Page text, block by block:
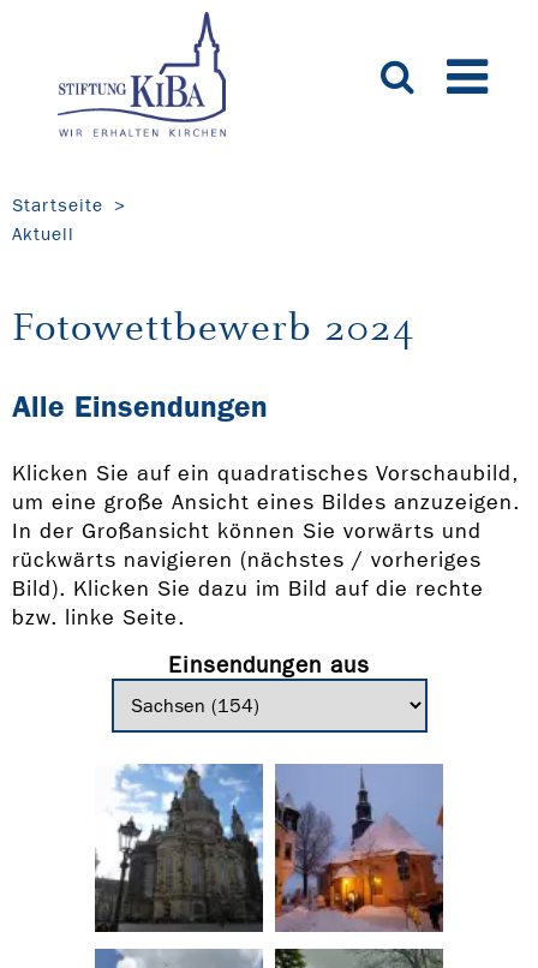
Startseite
Aktuell
Fotowettbewerb 2024
Alle Einsendungen
Klicken Sie auf ein quadratisches Vorschaubild,
um eine große Ansicht eines Bildes anzuzeigen.
In der Großansicht können Sie vorwärts und
rückwärts navigieren (nächstes / vorheriges
Bild). Klicken Sie dazu im Bild auf die rechte
bzw. linke Seite.
Einsendungen aus